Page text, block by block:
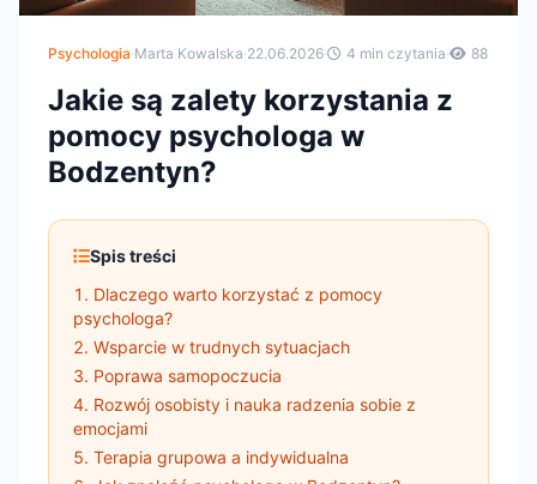
Psychologia·Marta Kowalska·22.06.2026· 4 min czytania· 88
Jakie są zalety korzystania z
pomocy psychologa w
Bodzentyn?
Spis treści
Dlaczego warto korzystać z pomocy
psychologa?
Wsparcie w trudnych sytuacjach
Poprawa samopoczucia
Rozwój osobisty i nauka radzenia sobie z
emocjami
Terapia grupowa a indywidualna